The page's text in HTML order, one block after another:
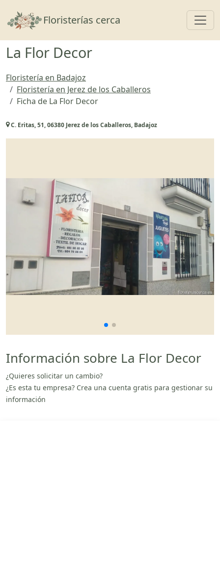
Floristerías cerca
La Flor Decor
Floristería en Badajoz
Floristería en Jerez de los Caballeros
Ficha de La Flor Decor
C. Eritas, 51, 06380 Jerez de los Caballeros, Badajoz
Información sobre La Flor Decor
¿Quieres solicitar un cambio?
¿Es esta tu empresa? Crea una cuenta gratis para gestionar su
información